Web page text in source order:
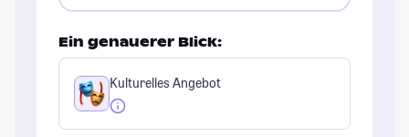
Ein genauerer Blick:
Kulturelles Angebot